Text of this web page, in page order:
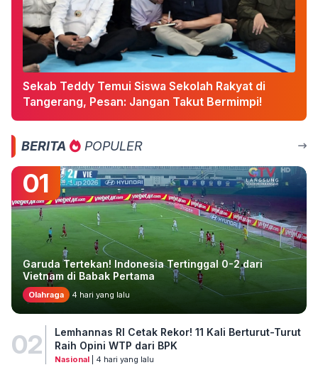
Sekab Teddy Temui Siswa Sekolah Rakyat di
Tangerang, Pesan: Jangan Takut Bermimpi!
BERITA POPULER
01
Garuda Tertekan! Indonesia Tertinggal 0-2 dari
Vietnam di Babak Pertama
Olahraga 4 hari yang lalu
02
Lemhannas RI Cetak Rekor! 11 Kali Berturut-Turut
Raih Opini WTP dari BPK
Nasional| 4 hari yang lalu